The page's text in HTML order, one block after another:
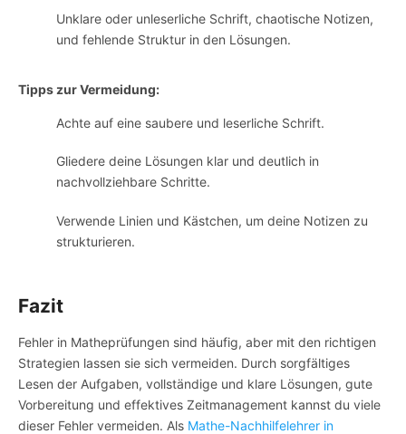
Unklare oder unleserliche Schrift, chaotische Notizen,
und fehlende Struktur in den Lösungen.
Tipps zur Vermeidung:
Achte auf eine saubere und leserliche Schrift.
Gliedere deine Lösungen klar und deutlich in
nachvollziehbare Schritte.
Verwende Linien und Kästchen, um deine Notizen zu
strukturieren.
Fazit
Fehler in Matheprüfungen sind häufig, aber mit den richtigen
Strategien lassen sie sich vermeiden. Durch sorgfältiges
Lesen der Aufgaben, vollständige und klare Lösungen, gute
Vorbereitung und effektives Zeitmanagement kannst du viele
dieser Fehler vermeiden. Als Mathe-Nachhilfelehrer in